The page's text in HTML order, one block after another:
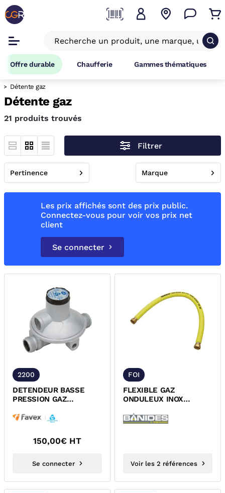
Offre durable Chaufferie Gammes thématiques
Détente gaz
Détente gaz
21 produits trouvés
Filtrer
Pertinence Marque
Les prix affichés sont des prix public.
Connectez-vous pour voir vos prix net
client
Se connecter
2200
DETENDEUR BASSE
PRESSION GAZ
MALE NF FAVEX
150,00€ HT
Se connecter
FOI
FLEXIBLE GAZ
ONDULEUX INOX
Voir les 2 références